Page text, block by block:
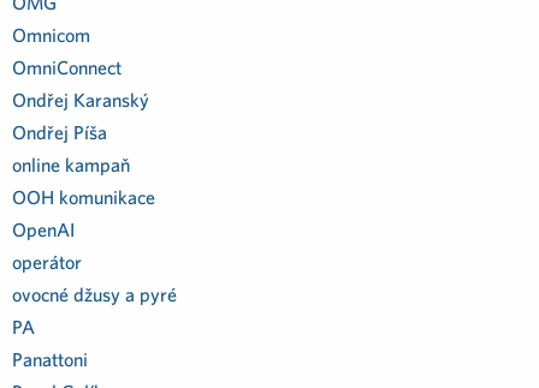
Omnicom
OmniConnect
Ondřej Karanský
Ondřej Píša
online kampaň
OOH komunikace
OpenAI
operátor
ovocné džusy a pyré
PA
Panattoni